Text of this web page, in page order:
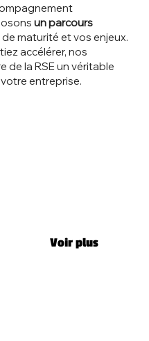
un parcours
maturité et vos enjeux.
accélérer, nos
de la RSE un véritable
entreprise.
Voir plus